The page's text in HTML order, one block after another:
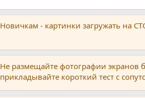
Новичкам - картинки загружать на
Не размещайте фотографии экранов
прикладывайте короткий тест с